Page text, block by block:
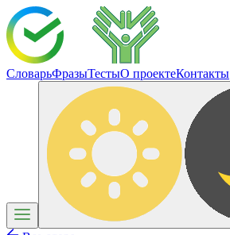
СловарьФразыТестыО проектеКонтакты